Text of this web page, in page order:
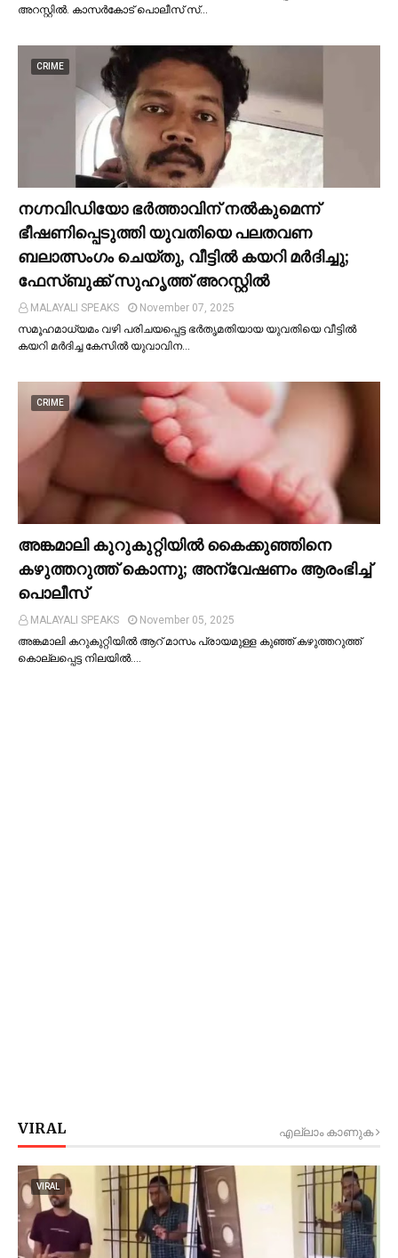
അറസ്റ്റില്‍. കാസർകോട് പൊലീസ് സ്…
CRIME
നഗ്നവിഡിയോ ഭര്‍ത്താവിന് നല്‍കുമെന്ന്
ഭീഷണിപ്പെടുത്തി യുവതിയെ പലതവണ
ബലാത്സംഗം ചെയ്തു, വീട്ടില്‍ കയറി മര്‍ദിച്ചു;
ഫേസ്ബുക്ക് സുഹൃത്ത് അറസ്റ്റില്‍
MALAYALI SPEAKS
November 07, 2025
സമൂഹമാധ്യമം വഴി പരിചയപ്പെട്ട ഭർതൃമതിയായ യുവതിയെ വീട്ടില്‍
കയറി മർദിച്ച കേസില്‍ യുവാവിന…
CRIME
അങ്കമാലി കുറുകുറ്റിയില്‍ കൈക്കുഞ്ഞിനെ
കഴുത്തറുത്ത് കൊന്നു; അന്വേഷണം ആരംഭിച്ച്‌
പൊലീസ്
MALAYALI SPEAKS
November 05, 2025
അങ്കമാലി കറുകുറ്റിയില്‍ ആറ് മാസം പ്രായമുള്ള കുഞ്ഞ് കഴുത്തറുത്ത്
കൊല്ലപ്പെട്ട നിലയില്‍.…
VIRAL എല്ലാം കാണുക
VIRAL